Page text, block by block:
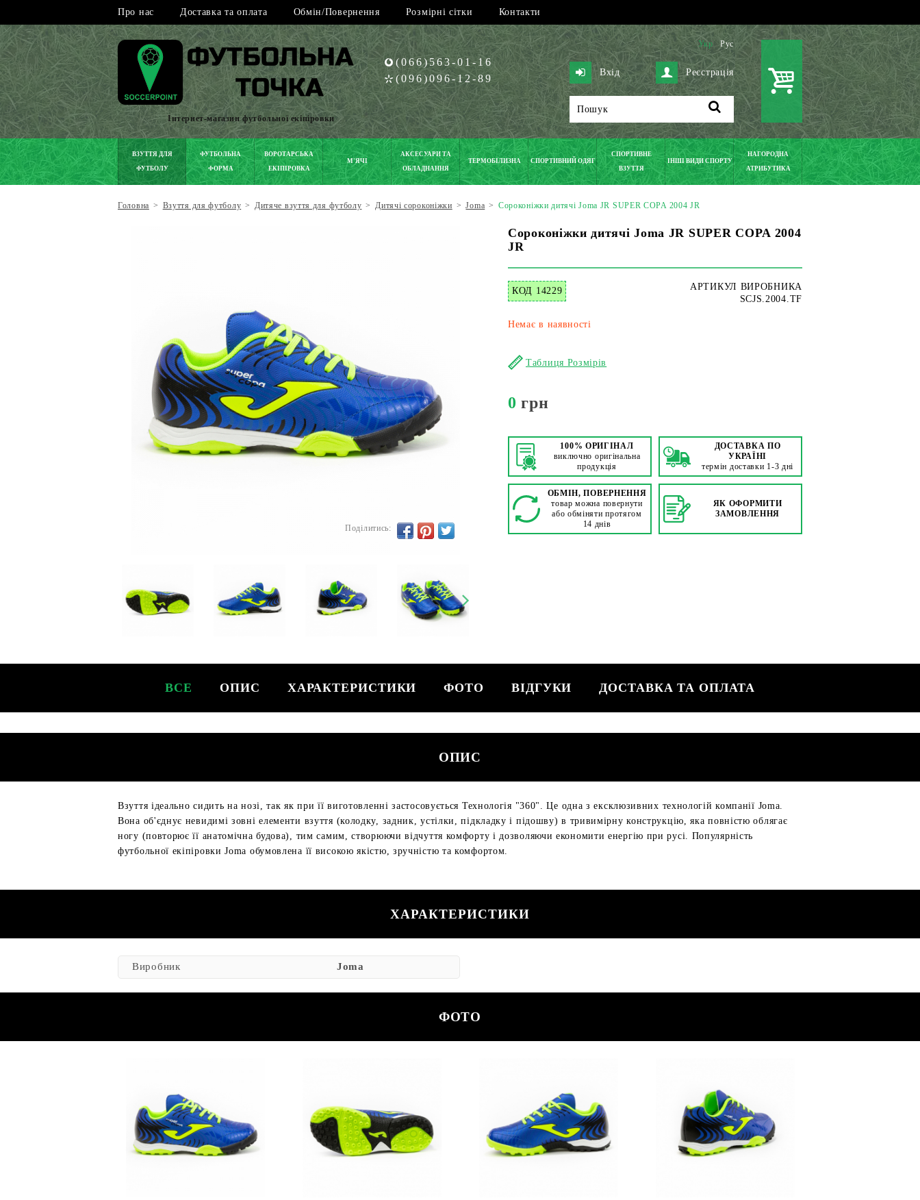
Про нас Доставка та оплата Обмін/Повернення Розмірні сітки Контакти
Інтернет-магазин футбольної екіпіровки
(066)563-01-16
(096)096-12-89
Укр Рус
Вхід Реєстрація
ВЗУТТЯ ДЛЯ
ФУТБОЛУ
ФУТБОЛЬНА
ФОРМА
ВОРОТАРСЬКА
ЕКІПІРОВКА
М'ЯЧІ
АКСЕСУАРИ ТА
ОБЛАДНАННЯ
ТЕРМОБІЛИЗНА СПОРТИВНИЙ ОДЯГ
СПОРТИВНЕ
ВЗУТТЯ
ІНШІ ВИДИ СПОРТУ
НАГОРОДНА
АТРИБУТИКА
Головна > Взуття для футболу > Дитяче взуття для футболу > Дитячі сороконіжки > Joma > Сороконіжки дитячі Joma JR SUPER COPA 2004 JR
Сороконіжки дитячі Joma JR SUPER COPA 2004
JR
КОД 14229
АРТИКУЛ ВИРОБНИКА
SCJS.2004.TF
Поділитись:
Немає в наявності
Таблиця Розмірів
0 грн
100% ОРИГІНАЛ
виключно оригінальна
продукція
ДОСТАВКА ПО
УКРАЇНІ
термін доставки 1-3 дні
ОБМІН, ПОВЕРНЕННЯ
товар можна повернути
або обміняти протягом
14 днів
ЯК ОФОРМИТИ
ЗАМОВЛЕННЯ
ВСЕ ОПИС ХАРАКТЕРИСТИКИ ФОТО ВІДГУКИ ДОСТАВКА ТА ОПЛАТА
ОПИС
Взуття ідеально сидить на нозі, так як при її виготовленні застосовується Технологія "360". Це одна з ексклюзивних технологій компанії Joma.
Вона об'єднує невидимі зовні елементи взуття (колодку, задник, устілки, підкладку і підошву) в тривимірну конструкцію, яка повністю облягає
ногу (повторює її анатомічна будова), тим самим, створюючи відчуття комфорту і дозволяючи економити енергію при русі. Популярність
футбольної екіпіровки Joma обумовлена її високою якістю, зручністю та комфортом.
ХАРАКТЕРИСТИКИ
Виробник Joma
ФОТО